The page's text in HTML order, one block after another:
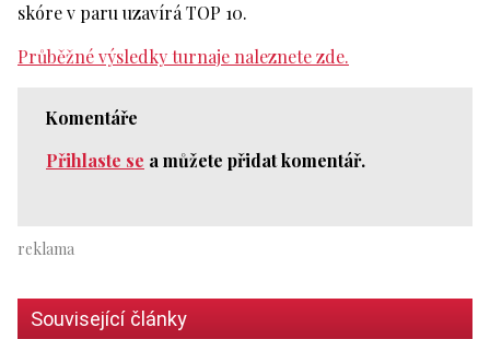
skóre v paru uzavírá TOP 10.
Průběžné výsledky turnaje naleznete zde.
Komentáře
Přihlaste se a můžete přidat komentář.
Související články